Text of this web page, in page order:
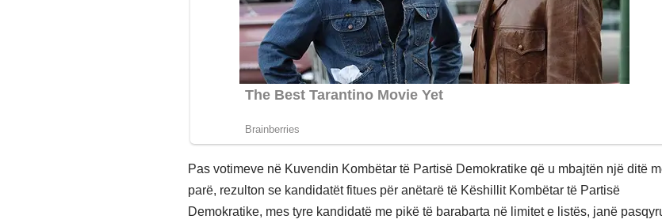
Pas votimeve në Kuvendin Kombëtar të Partisë Demokratike që u mbajtën një ditë
parë, rezulton se kandidatët fitues për anëtarë të Këshillit Kombëtar të Partisë
Demokratike, mes tyre kandidatë me pikë të barabarta në limitet e listës, janë